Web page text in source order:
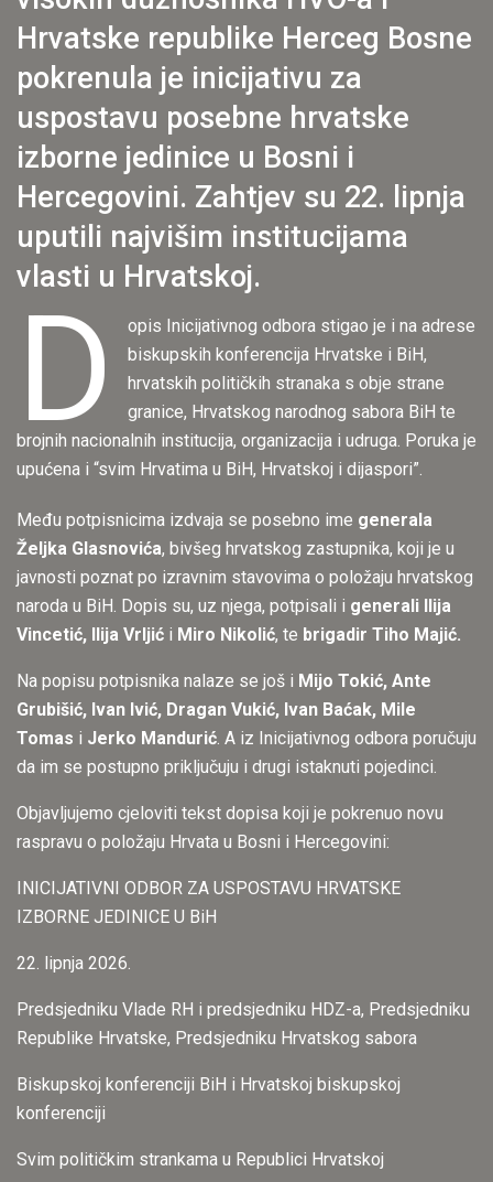
Hrvatske republike Herceg Bosne
pokrenula je inicijativu za
uspostavu posebne hrvatske
izborne jedinice u Bosni i
Hercegovini. Zahtjev su 22. lipnja
uputili najvišim institucijama
vlasti u Hrvatskoj.
D
opis Inicijativnog odbora stigao je i na adrese
biskupskih konferencija Hrvatske i BiH,
hrvatskih političkih stranaka s obje strane
granice, Hrvatskog narodnog sabora BiH te
brojnih nacionalnih institucija, organizacija i udruga. Poruka je
upućena i “svim Hrvatima u BiH, Hrvatskoj i dijaspori”.
Među potpisnicima izdvaja se posebno ime generala
Željka Glasnovića, bivšeg hrvatskog zastupnika, koji je u
javnosti poznat po izravnim stavovima o položaju hrvatskog
naroda u BiH. Dopis su, uz njega, potpisali i generali Ilija
Vincetić, Ilija Vrljić i Miro Nikolić, te brigadir Tiho Majić.
Na popisu potpisnika nalaze se još i Mijo Tokić, Ante
Grubišić, Ivan Ivić, Dragan Vukić, Ivan Baćak, Mile
Tomas i Jerko Mandurić. A iz Inicijativnog odbora poručuju
da im se postupno priključuju i drugi istaknuti pojedinci.
Objavljujemo cjeloviti tekst dopisa koji je pokrenuo novu
raspravu o položaju Hrvata u Bosni i Hercegovini:
INICIJATIVNI ODBOR ZA USPOSTAVU HRVATSKE
IZBORNE JEDINICE U BiH
22. lipnja 2026.
Predsjedniku Vlade RH i predsjedniku HDZ-a, Predsjedniku
Republike Hrvatske, Predsjedniku Hrvatskog sabora
Biskupskoj konferenciji BiH i Hrvatskoj biskupskoj
konferenciji
Svim političkim strankama u Republici Hrvatskoj